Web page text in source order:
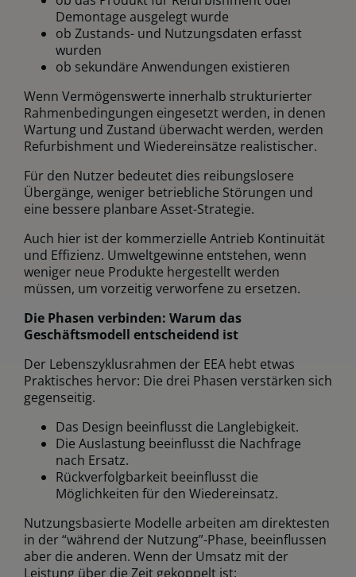
Demontage ausgelegt wurde
ob Zustands- und Nutzungsdaten erfasst
wurden
ob sekundäre Anwendungen existieren
Wenn Vermögenswerte innerhalb strukturierter
Rahmenbedingungen eingesetzt werden, in denen
Wartung und Zustand überwacht werden, werden
Refurbishment und Wiedereinsätze realistischer.
Für den Nutzer bedeutet dies reibungslosere
Übergänge, weniger betriebliche Störungen und
eine bessere planbare Asset-Strategie.
Auch hier ist der kommerzielle Antrieb Kontinuität
und Effizienz. Umweltgewinne entstehen, wenn
weniger neue Produkte hergestellt werden
müssen, um vorzeitig verworfene zu ersetzen.
Die Phasen verbinden: Warum das
Geschäftsmodell entscheidend ist
Der Lebenszyklusrahmen der EEA hebt etwas
Praktisches hervor: Die drei Phasen verstärken sich
gegenseitig.
Das Design beeinflusst die Langlebigkeit.
Die Auslastung beeinflusst die Nachfrage
nach Ersatz.
Rückverfolgbarkeit beeinflusst die
Möglichkeiten für den Wiedereinsatz.
Nutzungsbasierte Modelle arbeiten am direktesten
in der “während der Nutzung”-Phase, beeinflussen
aber die anderen. Wenn der Umsatz mit der
Leistung über die Zeit gekoppelt ist: